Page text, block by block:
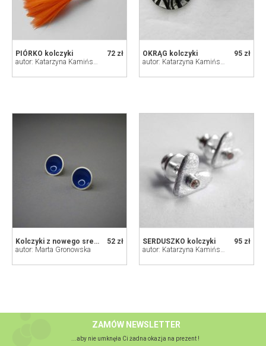
72 zł
PIÓRKO kolczyki
autor: Katarzyna Kamińska - ART
95 zł
OKRĄG kolczyki
autor: Katarzyna Kamińska - ART
52 zł
Kolczyki z nowego srebra i emalii - szty
autor: Marta Gronowska
95 zł
SERDUSZKO kolczyki
autor: Katarzyna Kamińska - ART
ZAMÓW NEWSLETTER
...aby nie umknęła Ci żadna okazja na prezent !